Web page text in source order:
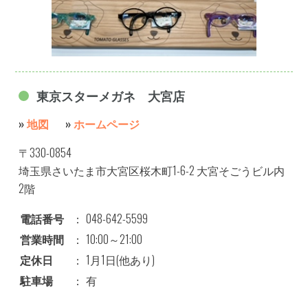
東京スターメガネ 大宮店
»地図 »ホームページ
〒330-0854
埼玉県さいたま市大宮区桜木町1-6-2 大宮そごうビル内
2階
電話番号
： 048-642-5599
営業時間
： 10:00～21:00
定休日
： 1月1日(他あり)
駐車場
： 有